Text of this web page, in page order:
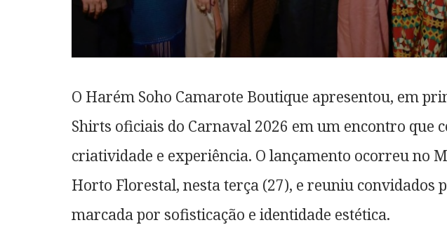
O Harém Soho Camarote Boutique apresentou, em
Shirts oficiais do Carnaval 2026 em um encontro que
criatividade e experiência. O lançamento ocorreu no
Horto Florestal, nesta terça (27), e reuniu convidados
marcada por sofisticação e identidade estética.